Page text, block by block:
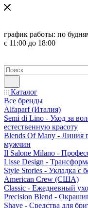
график работы: по
с 11:00 до 18:00
Каталог
Все бренды
Alfaparf (Италия)
Semi di Lino - Уход за
естественную красоту
Blends Of Many - Линия
мужчин
Il Salone Milano -
Lisse Design -
Style Stories - Укладка с
American Crew (США)
Classic - Ежедневный
Precision Blend -
Shave - Средства для